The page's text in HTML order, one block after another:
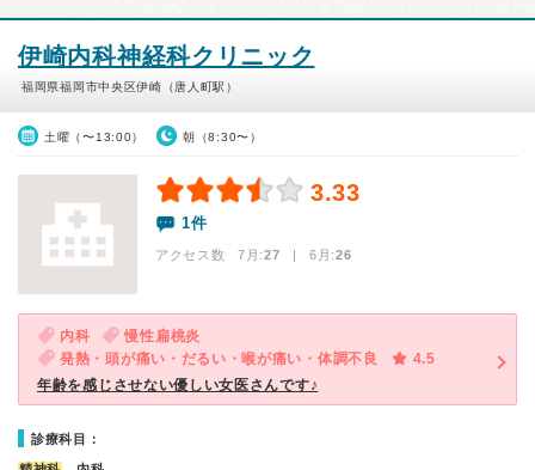
伊崎内科神経科クリニック
福岡県福岡市中央区伊崎（唐人町駅）
土曜（〜13:00） 朝（8:30〜）
3.33
1件
アクセス数 7月:27 | 6月:26
内科
慢性扁桃炎
発熱・頭が痛い・だるい・喉が痛い・体調不良
4.5
年齢を感じさせない優しい女医さんです♪
診療科目：